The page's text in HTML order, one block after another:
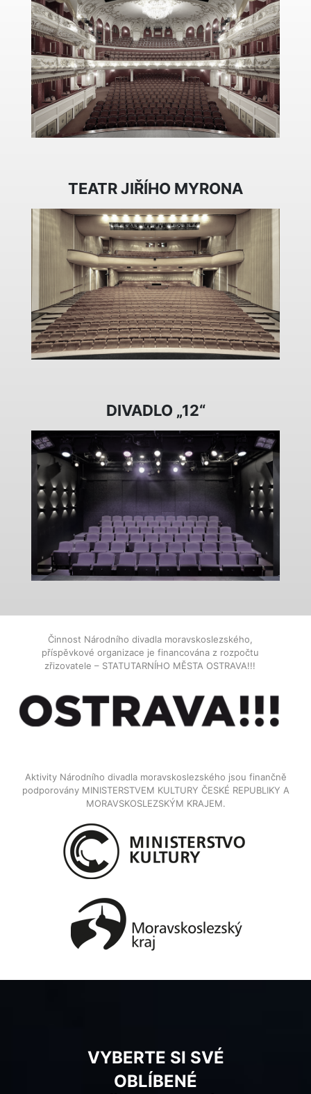
TEATR JIŘÍHO MYRONA
DIVADLO „12“
Činnost Národního divadla moravskoslezského,
příspěvkové organizace je financována z rozpočtu
zřizovatele – STATUTARNÍHO MĚSTA OSTRAVA!!!
Aktivity Národního divadla moravskoslezského jsou finančně
podporovány MINISTERSTVEM KULTURY ČESKÉ REPUBLIKY A
MORAVSKOSLEZSKÝM KRAJEM.
VYBERTE SI SVÉ
OBLÍBENÉ